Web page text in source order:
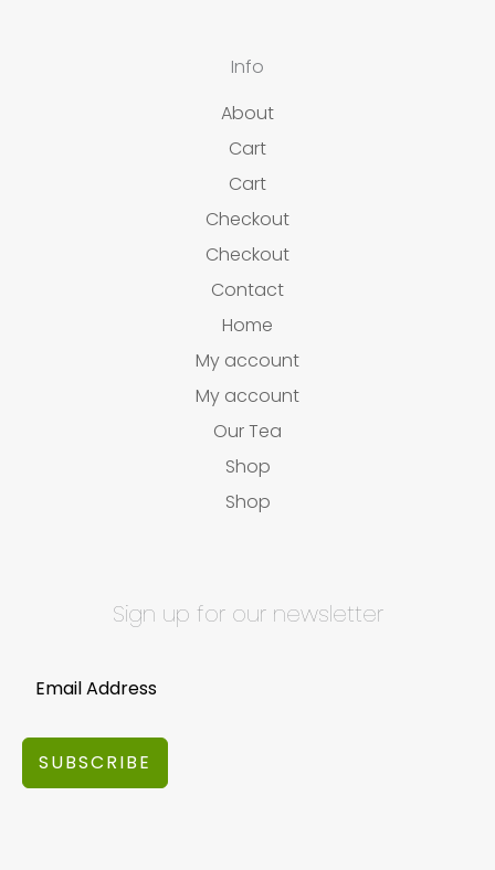
Info
About
Cart
Cart
Checkout
Checkout
Contact
Home
My account
My account
Our Tea
Shop
Shop
Sign up for our newsletter
SUBSCRIBE